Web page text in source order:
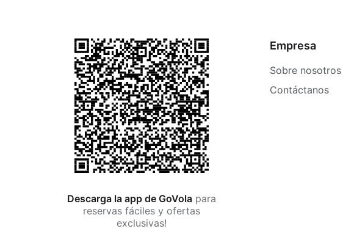
Descarga la app de GoVola para
reservas fáciles y ofertas
exclusivas!
Empresa
Sobre nosotros
Contáctanos